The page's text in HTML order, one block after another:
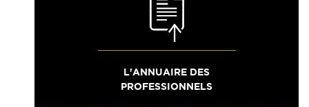
L'ANNUAIRE DES
PROFESSIONNELS